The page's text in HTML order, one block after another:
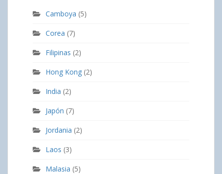
Camboya (5)
Corea (7)
Filipinas (2)
Hong Kong (2)
India (2)
Japón (7)
Jordania (2)
Laos (3)
Malasia (5)